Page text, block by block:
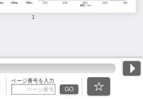
1
ページ番号を入力
GO